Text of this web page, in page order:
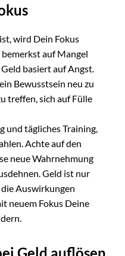
wird Dein Fokus
auf Mangel
basiert auf Angst.
Bewusstsein neu zu
treffen, sich auf Fülle
und tägliches Training,
Achte auf den
neue Wahrnehmung
Geld ist nur
Auswirkungen
neuem Fokus Deine